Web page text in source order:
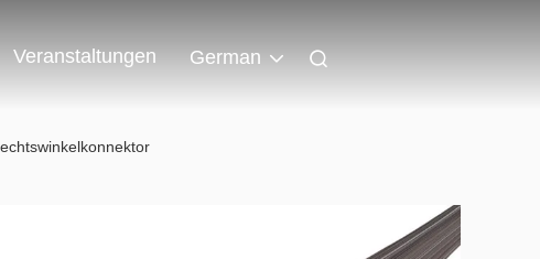
Veranstaltungen German